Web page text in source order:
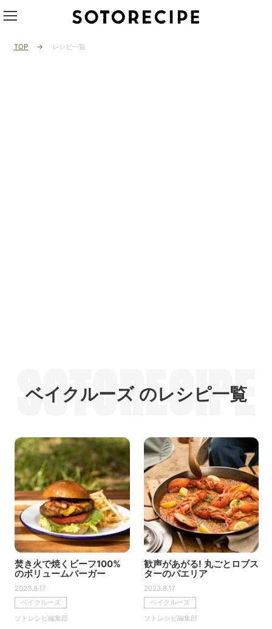
TOP レシピ一覧
SOTORECIPE
ベイクルーズ のレシピ一覧
焚き火で焼くビーフ100%
のボリュームバーガー
2023.8.17
ベイクルーズ
ソトレシピ編集部
歓声があがる! 丸ごとロブス
ターのパエリア
2023.8.17
ベイクルーズ
ソトレシピ編集部